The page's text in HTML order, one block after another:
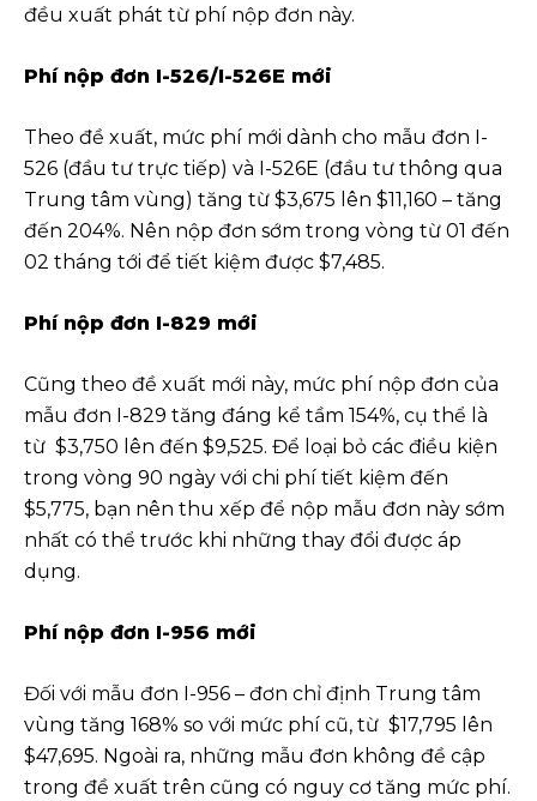
đều xuất phát từ phí nộp đơn này.
Phí nộp đơn I-526/I-526E mới
Theo đề xuất, mức phí mới dành cho mẫu đơn I-
526 (đầu tư trực tiếp) và I-526E (đầu tư thông qua
Trung tâm vùng) tăng từ $3,675 lên $11,160 – tăng
đến 204%. Nên nộp đơn sớm trong vòng từ 01 đến
02 tháng tới để tiết kiệm được $7,485.
Phí nộp đơn I-829 mới
Cũng theo đề xuất mới này, mức phí nộp đơn của
mẫu đơn I-829 tăng đáng kể tầm 154%, cụ thể là
từ $3,750 lên đến $9,525. Để loại bỏ các điều kiện
trong vòng 90 ngày với chi phí tiết kiệm đến
$5,775, bạn nên thu xếp để nộp mẫu đơn này sớm
nhất có thể trước khi những thay đổi được áp
dụng.
Phí nộp đơn I-956 mới
Đối với mẫu đơn I-956 – đơn chỉ định Trung tâm
vùng tăng 168% so với mức phí cũ, từ $17,795 lên
$47,695. Ngoài ra, những mẫu đơn không đề cập
trong đề xuất trên cũng có nguy cơ tăng mức phí.